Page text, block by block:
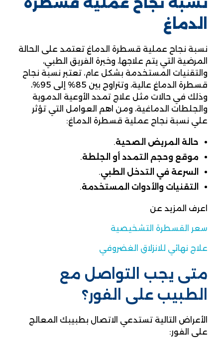
الدماغ
نسبة نجاح عملية قسطرة الدماغ تعتمد على الحالة
المرضية التي يتم علاجها، وخبرة الفريق الطبي،
والتقنيات المستخدمة بشكل عام، تعتبر نسبة نجاح
قسطرة الدماغ عالية، وتتراوح بين 85% إلى 95%،
وذلك في حالات مثل علاج تمدد الأوعية الدموية
والجلطات الدماغية، ومن اهم العوامل التي تؤثر
علي نسبة نجاح عملية قسطرة الدماغ:
حالة المريض الصحية.
موقع وحجم التمدد أو الجلطة.
السرعة في التدخل الطبي.
التقنيات والأدوات المستخدمة.
اعرف المزيد عن
سعر القسطرة التشخيصية
علاج نهائي للانزلاق الغضروفي
متى يجب التواصل مع
الطبيب على الفور؟
الأعراض التالية تستدعي الاتصال بطبيبك المعالج
على الفور: